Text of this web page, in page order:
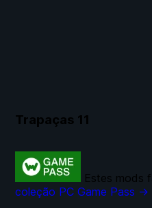
Trapaças 11
Estes mods
coleção PC Game Pass →